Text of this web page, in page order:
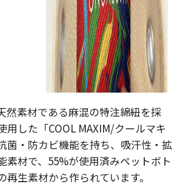
然素材である麻混の特注綿紐を採
用した「COOL MAXIM/クールマキ
菌・防カビ機能を持ち、吸汗性・拡
素材で、55%が使用済みペットボト
生素材から作られています。